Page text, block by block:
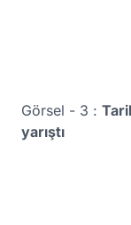
Görsel - 3 :
yarıştı